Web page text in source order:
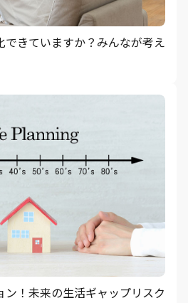
できていますか？みんなが考え
！未来の生活ギャップリスク